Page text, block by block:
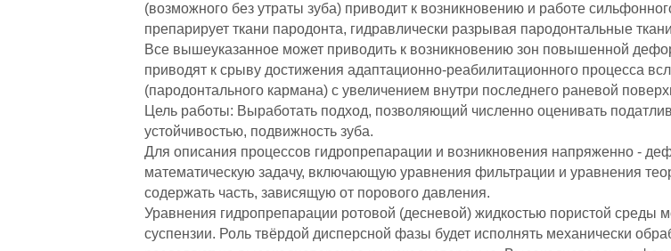
(возможного без утраты зуба) приводит к возникновению и работе
препарирует ткани пародонта, гидравлически разрывая пародонтальные
Все вышеуказанное может приводить к возникновению зон повышенной
приводят к срыву достижения адаптационно-реабилитационного процесса
(пародонтального кармана) с увеличением внутри последнего раневой
Цель работы: Выработать подход, позволяющий численно оценивать
устойчивостью, подвижность зуба.
Для описания процессов гидропрепарации и возникновения напряженно -
математическую задачу, включающую уравнения фильтрации и уравнения
содержать часть, зависящую от порового давления.
Уравнения гидропрепарации ротовой (десневой) жидкостью пористой среды
суспензии. Роль твёрдой дисперсной фазы будет исполнять механически